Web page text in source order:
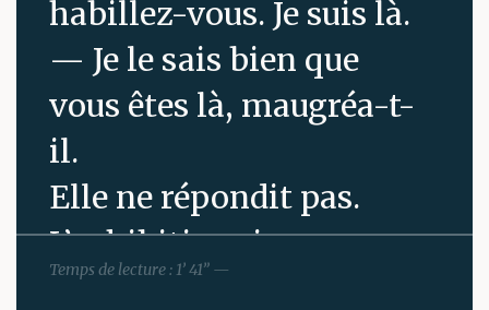
habillez-vous. Je suis là.
— Je le sais bien que
vous êtes là, maugréa-t-
il.
Elle ne répondit pas.
L’exhibitionnisme
désespéré du
Temps de lecture : 1’ 41” —